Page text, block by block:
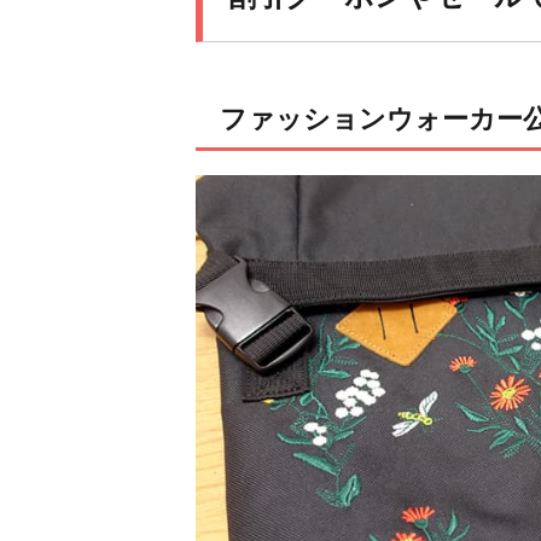
ファッションウォーカー